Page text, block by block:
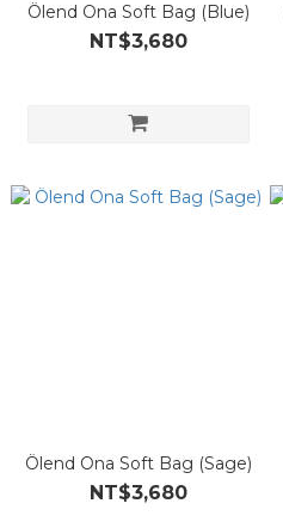
Ölend Ona Soft Bag (Blue)
NT$3,680
Ölend Ona Soft Bag (Sage)
NT$3,680